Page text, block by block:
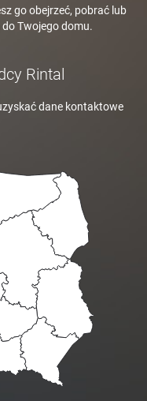
go obejrzeć, pobrać lub
Twojego domu.
Rintal
dane kontaktowe